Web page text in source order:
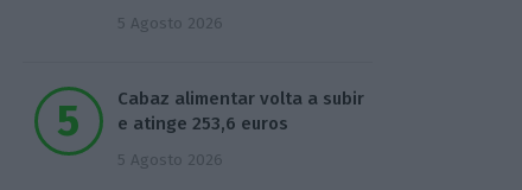
5 Agosto 2026
Cabaz alimentar volta a subir
e atinge 253,6 euros
5 Agosto 2026